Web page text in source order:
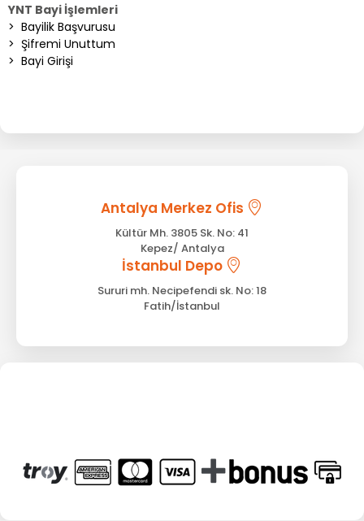
YNT Bayi İşlemleri
> Bayilik Başvurusu
> Şifremi Unuttum
> Bayi Girişi
Antalya Merkez Ofis
Kültür Mh. 3805 Sk. No: 41
Kepez/ Antalya
İstanbul Depo
Sururi mh. Necipefendi sk. No: 18
Fatih/İstanbul